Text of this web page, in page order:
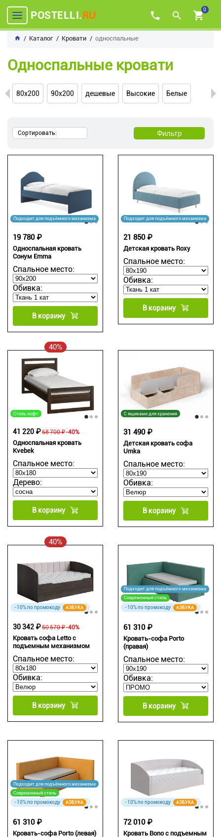
POSTELLI.RU 0
Каталог Кровати односпальные
Односпальные кровати
80х200 90х200 дешевые Высокие Белые
Сортировать: Фильтр
Подходит для подъёмного механизма
Односпальная кровать
Сонум Emma
Спальное место:
Обивка:
19 780 ₽
В корзину
Подходит для подъёмного механизма
Детская кровать Roxy
Спальное место:
Обивка:
21 850 ₽
В корзину
40%
Стиль лофт
Односпальная кровать
Kvebek
Спальное место:
Дерево:
68 700 ₽
41 220 ₽ -40%
В корзину
С ящиками для хранения
Детская кровать софа
Umka
Спальное место:
Обивка:
31 490 ₽
В корзину
40%
-10% по промокоду АЗБУКА
Кровать софа Letto с
подъемным механизмом
Спальное место:
Обивка:
50 570 ₽
30 342 ₽ -40%
В корзину
Подходит для подъёмного механизма
Современный стиль
-10% по промокоду АЗБУКА
Кровать-софа Porto
(правая)
Спальное место:
Обивка:
61 310 ₽
В корзину
Подходит для подъёмного механизма
Современный стиль
-10% по промокоду АЗБУКА
Кровать-софа Porto (левая)
61 310 ₽
-10% по промокоду АЗБУКА
Кровать Bono с подъемным
72 010 ₽